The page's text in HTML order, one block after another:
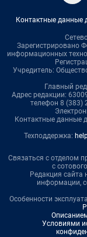
Контактные данные
Зарегистрировано
информационных
Учредитель:
Главный
Адрес редакции:
телефон 8 (383)
Контактные данные
Техподдержка:
Связаться с отделом
с
Редакция сайта
информации,
Особенности
Условиями